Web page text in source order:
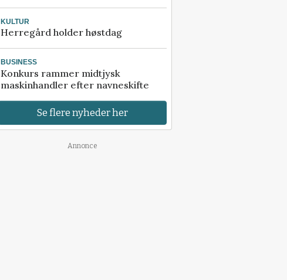
KULTUR
Herregård holder høstdag
BUSINESS
Konkurs rammer midtjysk
maskinhandler efter navneskifte
Se flere nyheder her
Annonce